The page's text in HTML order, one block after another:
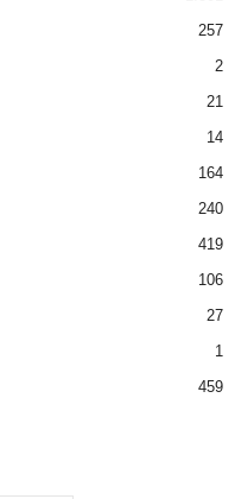
257
2
21
14
164
240
419
106
27
1
459